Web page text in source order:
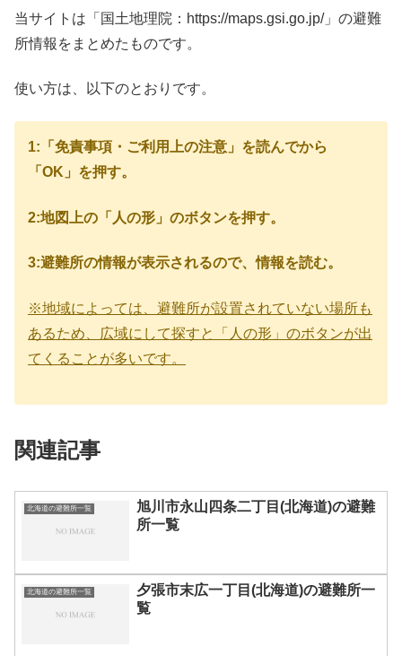
当サイトは「国土地理院：https://maps.gsi.go.jp/」の避難
所情報をまとめたものです。
使い方は、以下のとおりです。
1:「免責事項・ご利用上の注意」を読んでから
「OK」を押す。
2:地図上の「人の形」のボタンを押す。
3:避難所の情報が表示されるので、情報を読む。
※地域によっては、避難所が設置されていない場所も
あるため、広域にして探すと「人の形」のボタンが出
てくることが多いです。
関連記事
北海道の避難所一覧
旭川市永山四条二丁目(北海道)の避難
所一覧
北海道の避難所一覧
夕張市末広一丁目(北海道)の避難所一
覧